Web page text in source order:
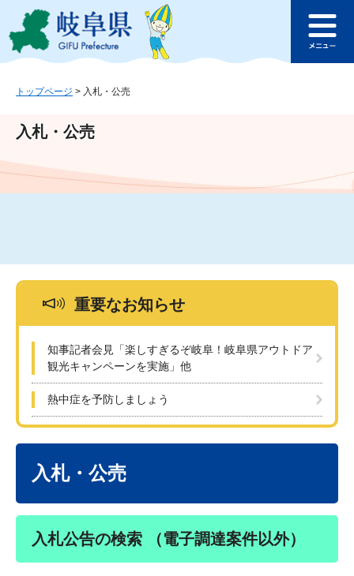
ジ
ュ
文
このページの本文へ
ュ
トップページ > 入札・公売
入札・公売
重要なお知らせ
知事記者会見「楽しすぎるぞ岐阜！岐阜県アウトドア
観光キャンペーンを実施」他
熱中症を予防しましょう
入札・公売
入札公告の検索 （電子調達案件以外）